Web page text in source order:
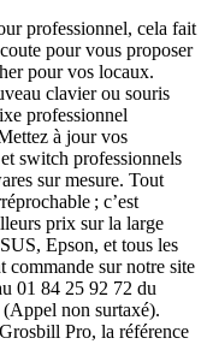
professionnel, cela fait
pour vous proposer
pour vos locaux.
clavier ou souris
professionnel
à jour vos
switch professionnels
sur mesure. Tout
; c’est
prix sur la large
Epson, et tous les
commande sur notre site
01 84 25 92 72 du
non surtaxé).
Pro, la référence